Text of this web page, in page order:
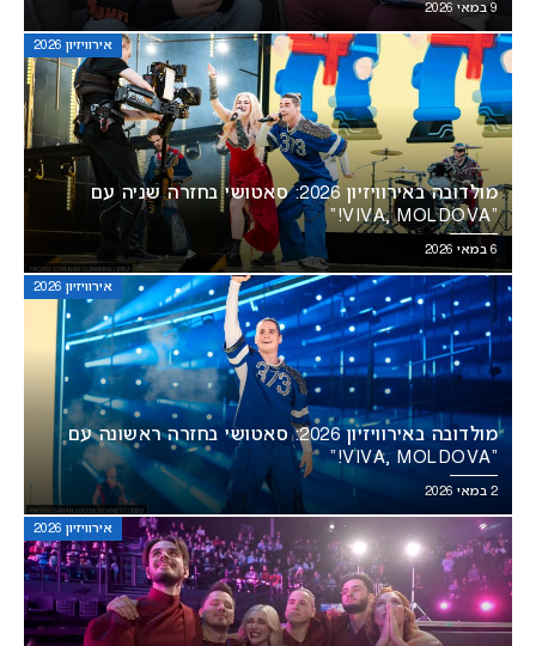
9 במאי 2026
אירוויזיון 2026
מולדובה באירוויזיון 2026: סאטושי בחזרה שניה עם
“VIVA, MOLDOVA!”
6 במאי 2026
אירוויזיון 2026
מולדובה באירוויזיון 2026: סאטושי בחזרה ראשונה עם
“VIVA, MOLDOVA!”
2 במאי 2026
אירוויזיון 2026